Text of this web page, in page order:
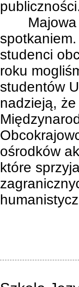
Majowa
spotkaniem.
studenci
roku
studentów
nadzieją,
ośrodków
które